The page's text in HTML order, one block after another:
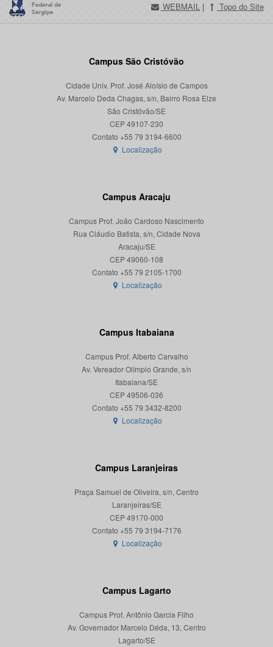
WEBMAIL | Topo do Site
Campus São Cristóvão
Cidade Univ. Prof. José Aloísio de Campos
Av. Marcelo Deda Chagas, s/n, Bairro Rosa Elze
São Cristóvão/SE
CEP 49107-230
Localização
Campus Aracaju
Campus Prof. João Cardoso Nascimento
Rua Cláudio Batista, s/n, Cidade Nova
Aracaju/SE
CEP 49060-108
Localização
Campus Itabaiana
Campus Prof. Alberto Carvalho
Av. Vereador Olímpio Grande, s/n
Itabaiana/SE
CEP 49506-036
Localização
Campus Laranjeiras
Praça Samuel de Oliveira, s/n, Centro
Laranjeiras/SE
CEP 49170-000
Localização
Campus Lagarto
Campus Prof. Antônio Garcia Filho
Av. Governador Marcelo Déda, 13, Centro
Lagarto/SE